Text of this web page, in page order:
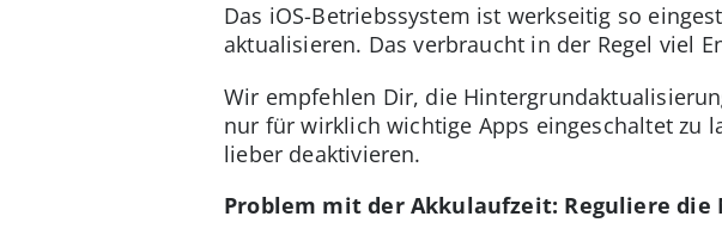
Das iOS-Betriebssystem ist werkseitig so
aktualisieren. Das verbraucht in der Regel viel
Wir empfehlen Dir, die
nur für wirklich wichtige Apps eingeschaltet zu
lieber deaktivieren.
Problem mit der Akkulaufzeit: Reguliere die